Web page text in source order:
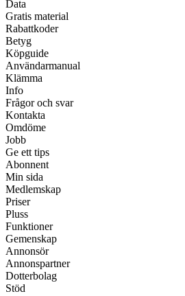
Data
Gratis material
Rabattkoder
Betyg
Köpguide
Användarmanual
Klämma
Info
Frågor och svar
Kontakta
Omdöme
Jobb
Ge ett tips
Abonnent
Min sida
Medlemskap
Priser
Pluss
Funktioner
Gemenskap
Annonsör
Annonspartner
Dotterbolag
Stöd